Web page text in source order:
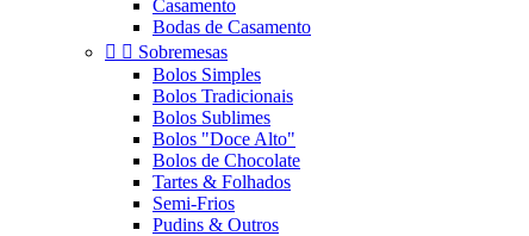
Casamento
Bodas de Casamento
  Sobremesas
Bolos Simples
Bolos Tradicionais
Bolos Sublimes
Bolos "Doce Alto"
Bolos de Chocolate
Tartes & Folhados
Semi-Frios
Pudins & Outros